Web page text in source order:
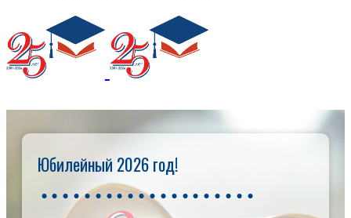
ГЛАВНАЯ
Юбилейный 2026 год!